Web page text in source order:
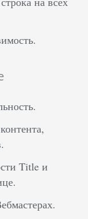
Title и